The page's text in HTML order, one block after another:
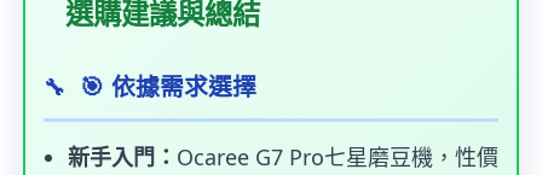
選購建議與總結
🎯 依據需求選擇
新手入門： Ocaree G7 Pro七星磨豆機，性價